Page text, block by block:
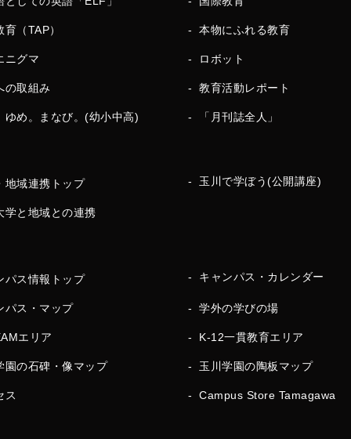
育（TAP） 本物にふれる教育
ニグマ ロボット
の取組み 教育活動レポート
ゆめ。まなび。(幼小中高) 「月刊誌全人」
地域連携トップ 玉川で学ぼう(公開講座)
学と地域との連携
パス情報トップ キャンパス・カレンダー
パス・マップ 学外の学びの場
エリア K-12一貫教育エリア
園の石碑・像マップ 玉川学園の陶板マップ
ス Campus Store Tamagawa